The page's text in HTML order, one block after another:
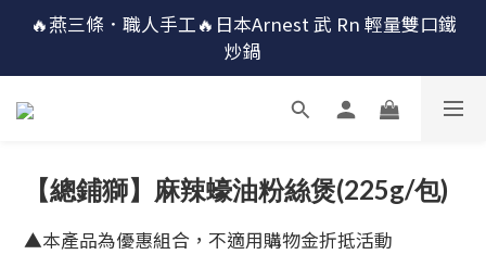
🔴最後100組↘$1780 (原$2180) HausChef 十合一全能
鍋
🔥燕三條．職人手工🔥日本Arnest 武 Rn 輕量雙口鐵
炒鍋
🔴最後100組↘$1780 (原$2180) HausChef 十合一全能
【總鋪獅】麻辣蠔油粉絲煲(225g/包)
▲本產品為優惠組合，不適用購物金折抵活動